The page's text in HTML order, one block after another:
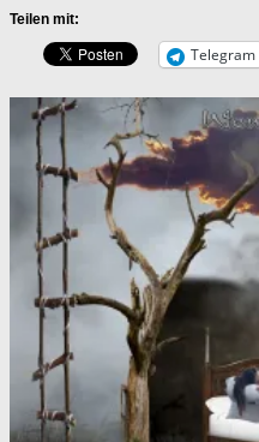
Teilen mit:
Telegram